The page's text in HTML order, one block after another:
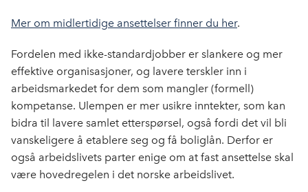
Mer om midlertidige ansettelser finner du her.
Fordelen med ikke-standardjobber er slankere og mer
effektive organisasjoner, og lavere terskler inn i
arbeidsmarkedet for dem som mangler (formell)
kompetanse. Ulempen er mer usikre inntekter, som kan
bidra til lavere samlet etterspørsel, også fordi det vil bli
vanskeligere å etablere seg og få boliglån. Derfor er
også arbeidslivets parter enige om at fast ansettelse skal
være hovedregelen i det norske arbeidslivet.